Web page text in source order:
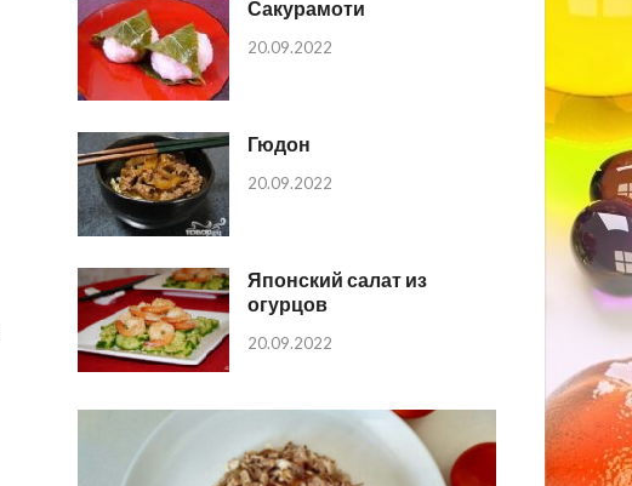
Сакурамоти
20.09.2022
Гюдон
20.09.2022
Японский салат из
огурцов
20.09.2022